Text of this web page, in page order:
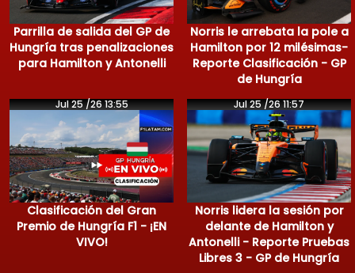
Parrilla de salida del GP de
Hungría tras penalizaciones
para Hamilton y Antonelli
Norris le arrebata la pole a
Hamilton por 12 milésimas-
Reporte Clasificación - GP
de Hungría
Jul 25 /26 13:55
Clasificación del Gran
Premio de Hungría F1 - ¡EN
VIVO!
Jul 25 /26 11:57
Norris lidera la sesión por
delante de Hamilton y
Antonelli - Reporte Pruebas
Libres 3 - GP de Hungría